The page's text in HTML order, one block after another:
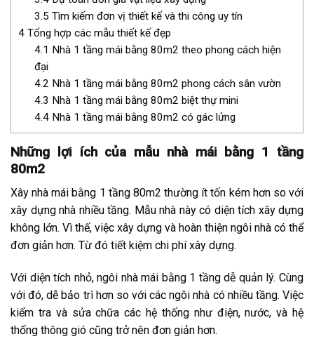
3.5 Tìm kiếm đơn vị thiết kế và thi công uy tín
4 Tổng hợp các mẫu thiết kế đẹp
4.1 Nhà 1 tầng mái bằng 80m2 theo phong cách hiện
đại
4.2 Nhà 1 tầng mái bằng 80m2 phong cách sân vườn
4.3 Nhà 1 tầng mái bằng 80m2 biệt thự mini
4.4Nhà 1 tầng mái bằng 80m2 có gác lửng
Những lợi ích của mẫu nhà mái bằng 1 tầng
80m2
Xây nhà mái bằng 1 tầng 80m2 thường ít tốn kém hơn so với
xây dựng nhà nhiều tầng. Mẫu nhà này có diện tích xây dựng
không lớn. Vì thế, việc xây dựng và hoàn thiện ngôi nhà có thể
đơn giản hơn. Từ đó tiết kiệm chi phí xây dựng.
Với diện tích nhỏ, ngôi nhà mái bằng 1 tầng dễ quản lý. Cùng
với đó, dễ bảo trì hơn so với các ngôi nhà có nhiều tầng. Việc
kiểm tra và sửa chữa các hệ thống như điện, nước, và hệ
thống thông gió cũng trở nên đơn giản hơn.